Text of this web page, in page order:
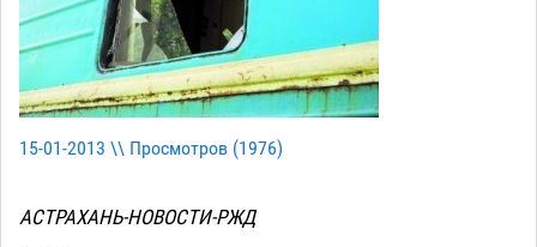
15-01-2013 \\ Просмотров (1976)
АСТРАХАНЬ-НОВОСТИ-РЖД